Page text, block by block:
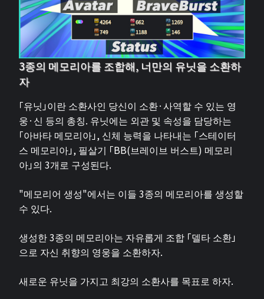
3종의 메모리아를 조합해, 너만의 유닛을 소환하
자
「유닛」이란 소환사인 당신이 소환·사역할 수 있는 영
웅·신 등의 총칭. 유닛에는 외관 및 속성을 담당하는
「아바타 메모리아」, 신체 능력을 나타내는 「스테이터
스 메모리아」, 필살기 「BB(브레이브 버스트) 메모리
아」의 3개로 구성된다.
"메모리어 생성"에서는 이들 3종의 메모리아를 생성할
수 있다.
생성한 3종의 메모리아는 자유롭게 조합 「델타 소환」
으로 자신 취향의 영웅을 소환하자.
새로운 유닛을 가지고 최강의 소환사를 목표로 하자.